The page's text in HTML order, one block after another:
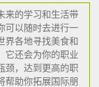
来的学习和生活带
可以随时去进行一
界各地寻找美食和
它还会为你的职业
颈，达到更高的职
帮助你拓展国际朋